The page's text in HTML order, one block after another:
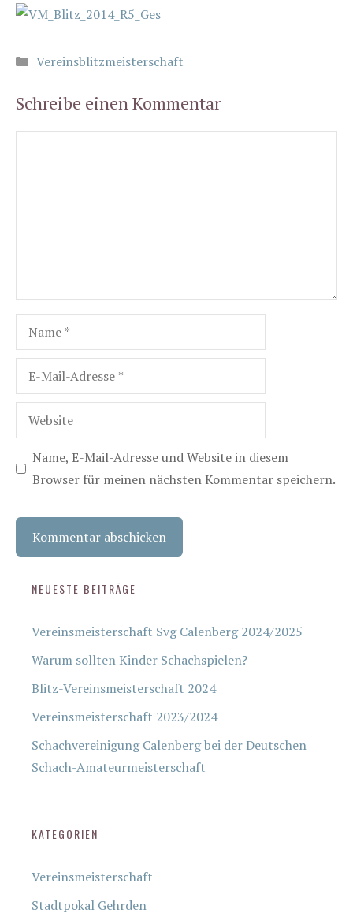
Kategorien
Vereinsblitzmeisterschaft
Schreibe einen Kommentar
Name
Mail-
Adresse
Website
Name, E-Mail-Adresse und Website in diesem
Browser für meinen nächsten Kommentar speichern.
NEUESTE BEITRÄGE
Vereinsmeisterschaft Svg Calenberg 2024/2025
Warum sollten Kinder Schachspielen?
Blitz-Vereinsmeisterschaft 2024
Vereinsmeisterschaft 2023/2024
Schachvereinigung Calenberg bei der Deutschen
Schach-Amateurmeisterschaft
KATEGORIEN
Vereinsmeisterschaft
Stadtpokal Gehrden